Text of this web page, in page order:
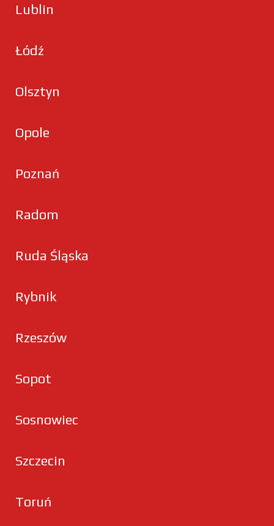
Lublin
Łódź
Olsztyn
Opole
Poznań
Radom
Ruda Śląska
Rybnik
Rzeszów
Sopot
Sosnowiec
Szczecin
Toruń